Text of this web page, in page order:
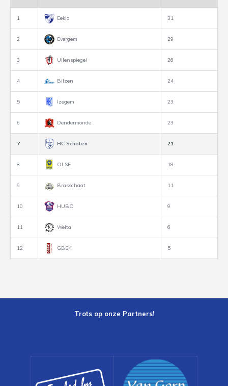
1 Eeklo 31
2 Evergem 29
3 Uilenspiegel 26
4 Bilzen 24
5 Izegem 23
6 Dendermonde 23
7 HC Schoten 21
8 OLSE 18
9 Brasschaat 11
10 HUBO 9
11 Welta 6
12 GBSK 5
Trots op onze Partners!